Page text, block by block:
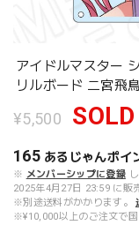
アイドルマスター
リルボード 二宮飛
¥5,500
165 あるじゃんポイ
※ メンバーシップに登録
2025年4月27日 23:59 に販
※別途送料がかかります。
※¥10,000以上のご注文で国